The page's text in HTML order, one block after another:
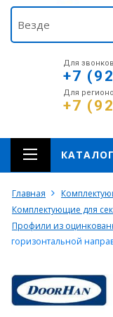
Для
+7
Для
+7
Главная
Комплектующие для
Профили из
горизонтальной